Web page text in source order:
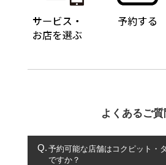
よくあるご質
予約可能な店舗はコクピット・
ですか？